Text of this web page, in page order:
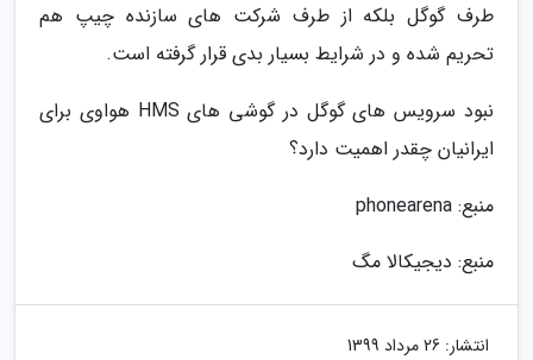
طرف گوگل بلکه از طرف شرکت های سازنده چیپ هم
تحریم شده و در شرایط بسیار بدی قرار گرفته است.
نبود سرویس های گوگل در گوشی های HMS هواوی برای
ایرانیان چقدر اهمیت دارد؟
منبع: phonearena
منبع: دیجیکالا مگ
انتشار: 26 مرداد 1399